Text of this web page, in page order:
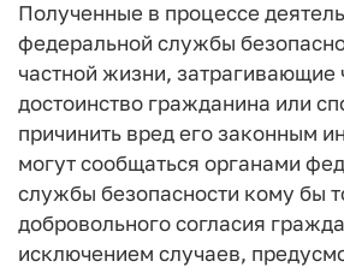
Полученные в процессе
федеральной службы
частной жизни, затрагивающие
достоинство гражданина или
причинить вред его законным
могут сообщаться органами
службы безопасности кому бы
добровольного согласия
исключением случаев,